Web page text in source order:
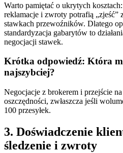
Warto pamiętać o ukrytych
reklamacje i zwroty potrafią „zjeść”
stawkach przewoźników. Dlatego
standardyzacja gabarytów to
negocjacji stawek.
Krótka odpowiedź: Która
najszybciej?
Negocjacje z brokerem i przejście
oszczędności, zwłaszcza jeśli
100 przesyłek.
3. Doświadczenie
śledzenie i zwroty